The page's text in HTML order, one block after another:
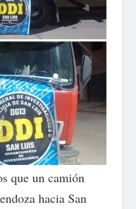
que un camión
hacia San